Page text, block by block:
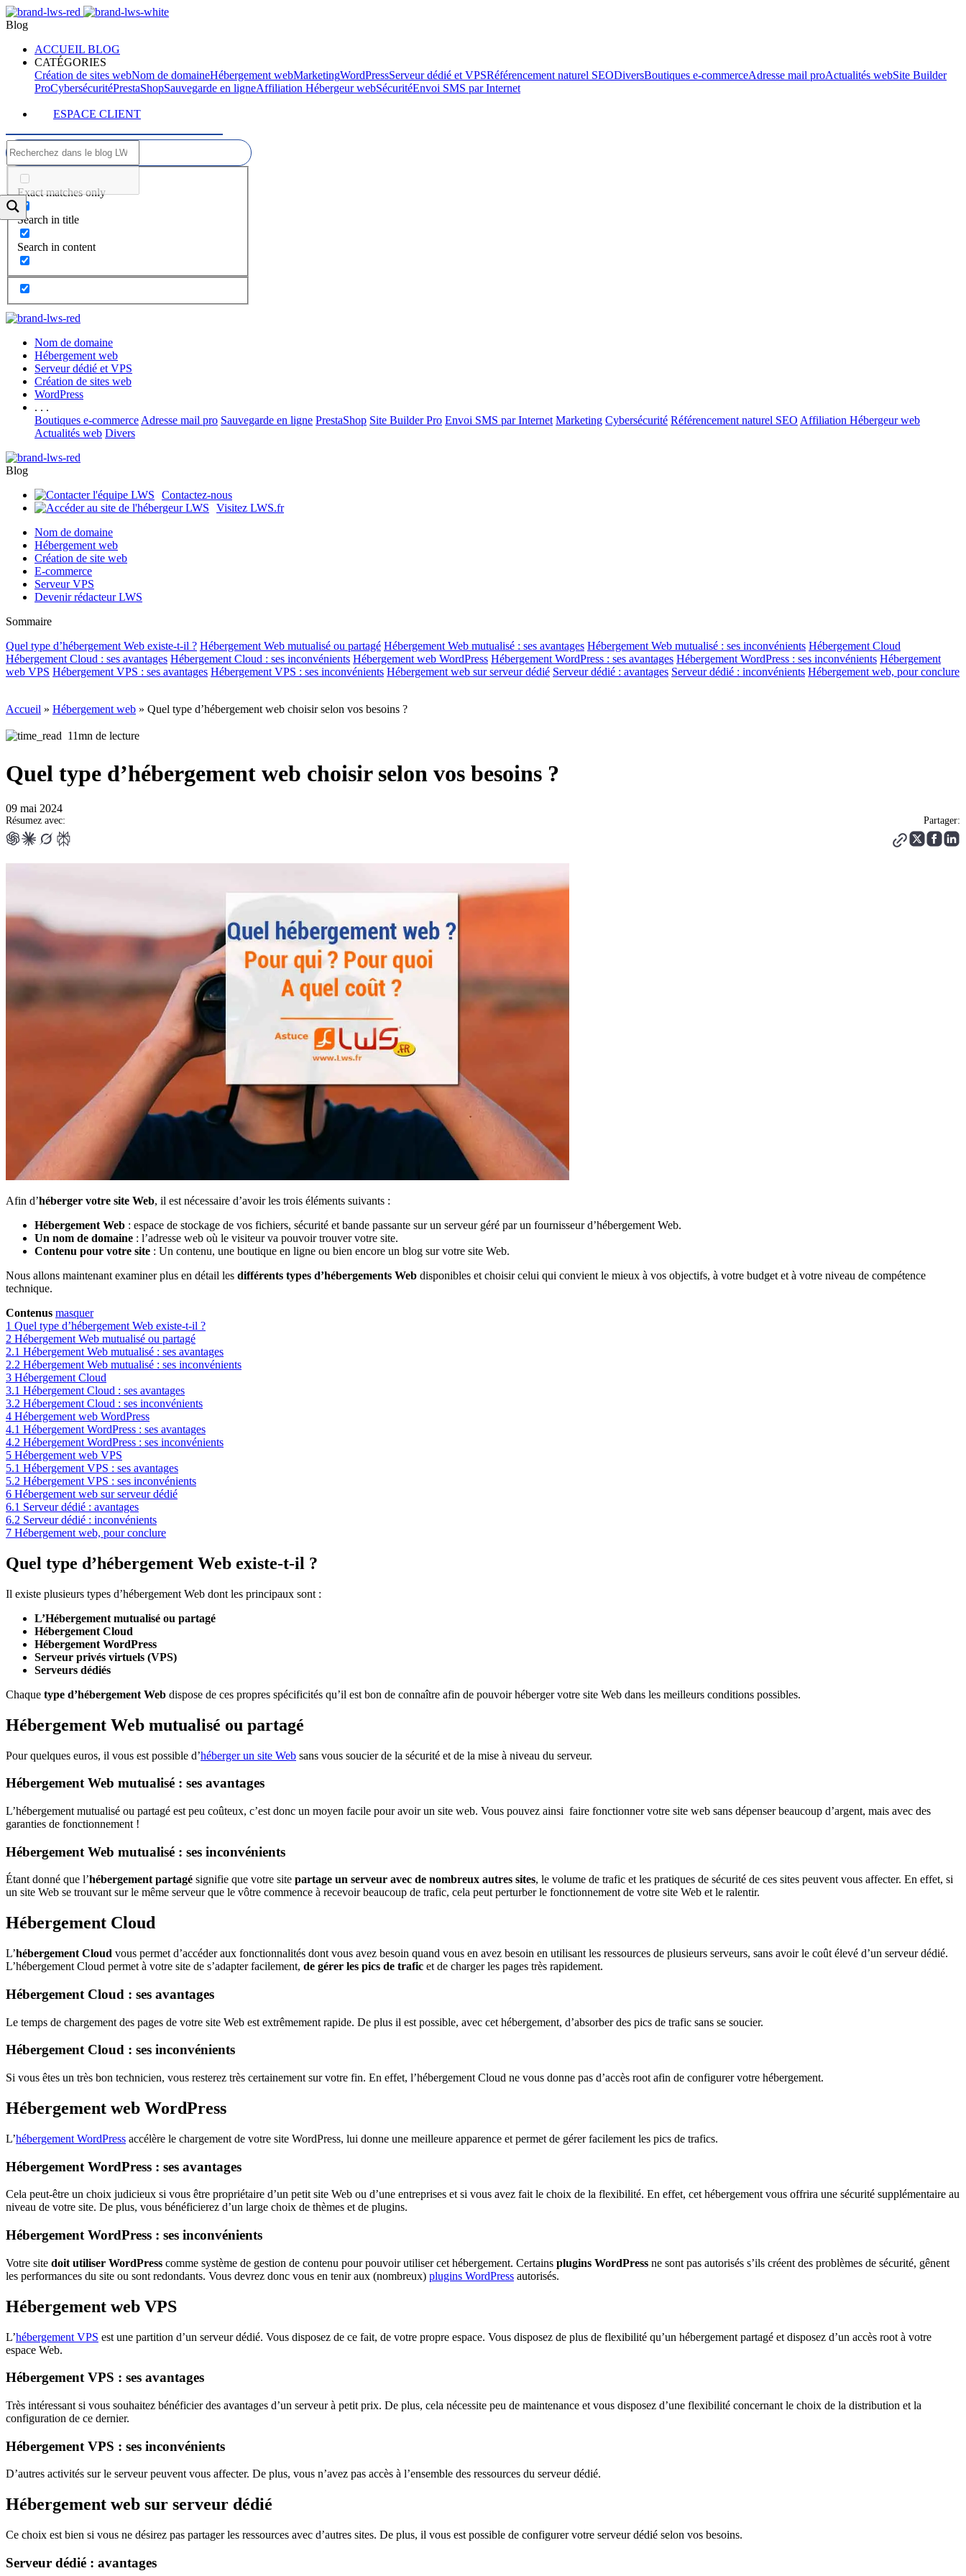
Blog
ACCUEIL BLOG
CATÉGORIES
Création de sites webNom de domaineHébergement webMarketingWordPressServeur dédié et VPSRéférencement naturel SEODiversBoutiques e-commerceAdresse mail proActualités webSite Builder
ProCybersécuritéPrestaShopSauvegarde en ligneAffiliation Hébergeur webSécuritéEnvoi SMS par Internet
ESPACE CLIENT
Exact matches only
Search in title
Search in content
Nom de domaine
Hébergement web
Serveur dédié et VPS
Création de sites web
WordPress
. . .
Boutiques e-commerce Adresse mail pro Sauvegarde en ligne PrestaShop Site Builder Pro Envoi SMS par Internet Marketing Cybersécurité Référencement naturel SEO Affiliation Hébergeur web
Actualités web Divers
Blog
Contactez-nous
Visitez LWS.fr
Nom de domaine
Hébergement web
Création de site web
E-commerce
Serveur VPS
Devenir rédacteur LWS
Sommaire
Quel type d’hébergement Web existe-t-il ? Hébergement Web mutualisé ou partagé Hébergement Web mutualisé : ses avantages Hébergement Web mutualisé : ses inconvénients Hébergement Cloud
Hébergement Cloud : ses avantages Hébergement Cloud : ses inconvénients Hébergement web WordPress Hébergement WordPress : ses avantages Hébergement WordPress : ses inconvénients Hébergement
web VPS Hébergement VPS : ses avantages Hébergement VPS : ses inconvénients Hébergement web sur serveur dédié Serveur dédié : avantages Serveur dédié : inconvénients Hébergement web, pour conclure
Accueil » Hébergement web » Quel type d’hébergement web choisir selon vos besoins ?
11mn de lecture
Quel type d’hébergement web choisir selon vos besoins ?
09 mai 2024
Résumez avec: Partager:
Afin d’héberger votre site Web, il est nécessaire d’avoir les trois éléments suivants :
Hébergement Web : espace de stockage de vos fichiers, sécurité et bande passante sur un serveur géré par un fournisseur d’hébergement Web.
Un nom de domaine : l’adresse web où le visiteur va pouvoir trouver votre site.
Contenu pour votre site : Un contenu, une boutique en ligne ou bien encore un blog sur votre site Web.
Nous allons maintenant examiner plus en détail les différents types d’hébergements Web disponibles et choisir celui qui convient le mieux à vos objectifs, à votre budget et à votre niveau de compétence
technique.
Contenus masquer
1 Quel type d’hébergement Web existe-t-il ?
2 Hébergement Web mutualisé ou partagé
2.1 Hébergement Web mutualisé : ses avantages
2.2 Hébergement Web mutualisé : ses inconvénients
3 Hébergement Cloud
3.1 Hébergement Cloud : ses avantages
3.2 Hébergement Cloud : ses inconvénients
4 Hébergement web WordPress
4.1 Hébergement WordPress : ses avantages
4.2 Hébergement WordPress : ses inconvénients
5 Hébergement web VPS
5.1 Hébergement VPS : ses avantages
5.2 Hébergement VPS : ses inconvénients
6 Hébergement web sur serveur dédié
6.1 Serveur dédié : avantages
6.2 Serveur dédié : inconvénients
7 Hébergement web, pour conclure
Quel type d’hébergement Web existe-t-il ?
Il existe plusieurs types d’hébergement Web dont les principaux sont :
L’Hébergement mutualisé ou partagé
Hébergement Cloud
Hébergement WordPress
Serveur privés virtuels (VPS)
Serveurs dédiés
Chaque type d’hébergement Web dispose de ces propres spécificités qu’il est bon de connaître afin de pouvoir héberger votre site Web dans les meilleurs conditions possibles.
Hébergement Web mutualisé ou partagé
Pour quelques euros, il vous est possible d’héberger un site Web sans vous soucier de la sécurité et de la mise à niveau du serveur.
Hébergement Web mutualisé : ses avantages
L’hébergement mutualisé ou partagé est peu coûteux, c’est donc un moyen facile pour avoir un site web. Vous pouvez ainsi faire fonctionner votre site web sans dépenser beaucoup d’argent, mais avec des
garanties de fonctionnement !
Hébergement Web mutualisé : ses inconvénients
Étant donné que l’hébergement partagé signifie que votre site partage un serveur avec de nombreux autres sites, le volume de trafic et les pratiques de sécurité de ces sites peuvent vous affecter. En effet, si
un site Web se trouvant sur le même serveur que le vôtre commence à recevoir beaucoup de trafic, cela peut perturber le fonctionnement de votre site Web et le ralentir.
Hébergement Cloud
L’hébergement Cloud vous permet d’accéder aux fonctionnalités dont vous avez besoin quand vous en avez besoin en utilisant les ressources de plusieurs serveurs, sans avoir le coût élevé d’un serveur dédié.
L’hébergement Cloud permet à votre site de s’adapter facilement, de gérer les pics de trafic et de charger les pages très rapidement.
Hébergement Cloud : ses avantages
Le temps de chargement des pages de votre site Web est extrêmement rapide. De plus il est possible, avec cet hébergement, d’absorber des pics de trafic sans se soucier.
Hébergement Cloud : ses inconvénients
Si vous êtes un très bon technicien, vous resterez très certainement sur votre fin. En effet, l’hébergement Cloud ne vous donne pas d’accès root afin de configurer votre hébergement.
Hébergement web WordPress
L’hébergement WordPress accélère le chargement de votre site WordPress, lui donne une meilleure apparence et permet de gérer facilement les pics de trafics.
Hébergement WordPress : ses avantages
Cela peut-être un choix judicieux si vous être propriétaire d’un petit site Web ou d’une entreprises et si vous avez fait le choix de la flexibilité. En effet, cet hébergement vous offrira une sécurité supplémentaire au
niveau de votre site. De plus, vous bénéficierez d’un large choix de thèmes et de plugins.
Hébergement WordPress : ses inconvénients
Votre site doit utiliser WordPress comme système de gestion de contenu pour pouvoir utiliser cet hébergement. Certains plugins WordPress ne sont pas autorisés s’ils créent des problèmes de sécurité, gênent
les performances du site ou sont redondants. Vous devrez donc vous en tenir aux (nombreux) plugins WordPress autorisés.
Hébergement web VPS
L’hébergement VPS est une partition d’un serveur dédié. Vous disposez de ce fait, de votre propre espace. Vous disposez de plus de flexibilité qu’un hébergement partagé et disposez d’un accès root à votre
espace Web.
Hébergement VPS : ses avantages
Très intéressant si vous souhaitez bénéficier des avantages d’un serveur à petit prix. De plus, cela nécessite peu de maintenance et vous disposez d’une flexibilité concernant le choix de la distribution et la
configuration de ce dernier.
Hébergement VPS : ses inconvénients
D’autres activités sur le serveur peuvent vous affecter. De plus, vous n’avez pas accès à l’ensemble des ressources du serveur dédié.
Hébergement web sur serveur dédié
Ce choix est bien si vous ne désirez pas partager les ressources avec d’autres sites. De plus, il vous est possible de configurer votre serveur dédié selon vos besoins.
Serveur dédié : avantages